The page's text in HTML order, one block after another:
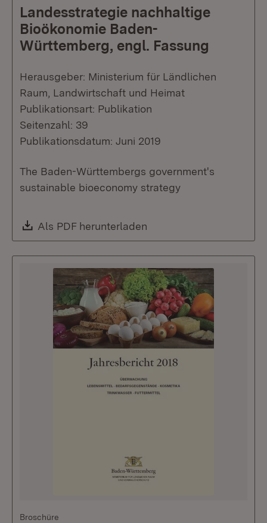
Landesstrategie nachhaltige
Bioökonomie Baden-
Württemberg, engl. Fassung
Herausgeber: Ministerium für Ländlichen
Raum, Landwirtschaft und Heimat
Publikationsart: Publikation
Seitenzahl: 39
Publikationsdatum: Juni 2019
The Baden-Württembergs government's
sustainable bioeconomy strategy
Download:
Als PDF herunterladen
Broschüre